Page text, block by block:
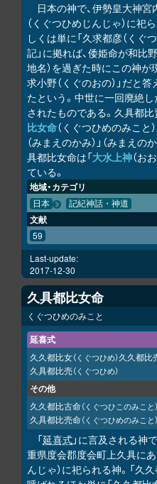
日本の神で、伊勢皇大神
（くぐつひめじんじゃ）に祀
しくは単に「久求都彦（くぐ
記」に拠れば、倭姫命が和比
地名）を過ぎた時にこの神が
求小野（くぐのおの）」だと
たという。中世に一回廃絶
されたものである。久具都
比女命（くぐつひめのみこと
（みまえのかみ）」（みまえ
具都比女命は「大水上神（お
ている。
地域・カテゴリ
日本 記紀神話・神道
文献
59
Last-update:
2017-12-30
久具都比女命
くぐつひめのみこと
延喜式
久久都比女（くぐつひめ）久久都比
久具都比売（くぐつひめ）
その他
久久都比古命（くぐつひこのみこと）
久具都比売命（くぐつひめのみこと）
「延喜式」に言及される神
重県度会郡度会町上久具に
んじゃ）に祀られる神。「久